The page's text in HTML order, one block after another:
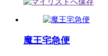
魔王宅急便